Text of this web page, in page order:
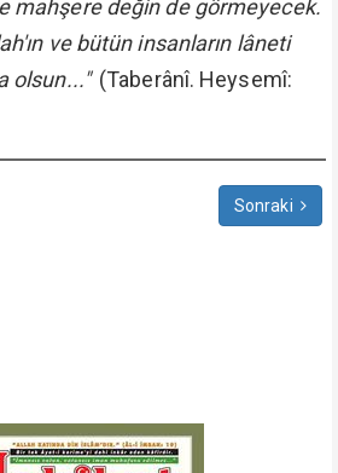
mahşere değin de görmeyecek.
ve bütün insanların lâneti
olsun..." (Taberânî. Heysemî:
Sonraki